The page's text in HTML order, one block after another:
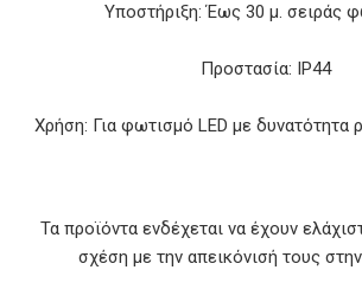
Υποστήριξη: Έως 30 μ. σειράς
Προστασία: IP44
Χρήση: Για φωτισμό LED με δυνατότητα
Τα προϊόντα ενδέχεται να έχουν
σχέση με την απεικόνισή τους